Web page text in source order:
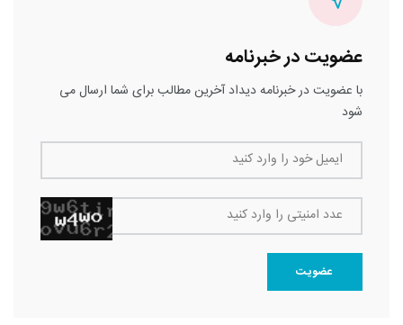
عضویت در خبرنامه
با عضویت در خبرنامه دیداد آخرین مطالب برای شما ارسال می
شود
ایمیل خود را وارد کنید
عدد امنیتی را وارد کنید
عضویت